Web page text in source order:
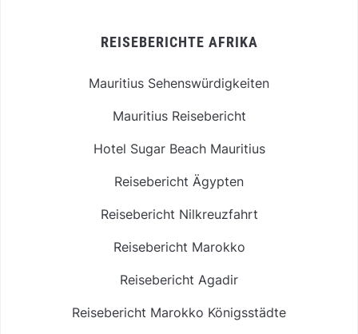
REISEBERICHTE AFRIKA
Mauritius Sehenswürdigkeiten
Mauritius Reisebericht
Hotel Sugar Beach Mauritius
Reisebericht Ägypten
Reisebericht Nilkreuzfahrt
Reisebericht Marokko
Reisebericht Agadir
Reisebericht Marokko Königsstädte